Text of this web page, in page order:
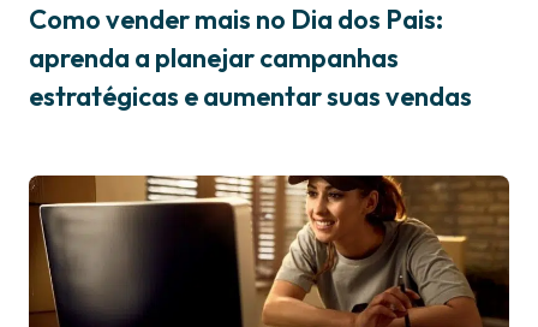
Como vender mais no Dia dos Pais:
aprenda a planejar campanhas
estratégicas e aumentar suas vendas